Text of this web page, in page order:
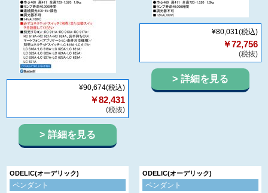
¥90,674(税込)
￥82,431
(税抜)
詳細を見る
¥80,031(税込)
￥72,756
(税抜)
詳細を見る
ODELIC(オーデリック)
ペンダント
ODELIC(オーデリック)
ペンダント